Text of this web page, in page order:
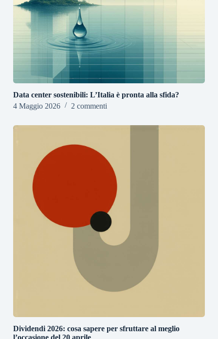
Data center sostenibili: L’Italia è pronta alla sfida?
4 Maggio 2026
2 commenti
Dividendi 2026: cosa sapere per sfruttare al meglio
l’occasione del 20 aprile